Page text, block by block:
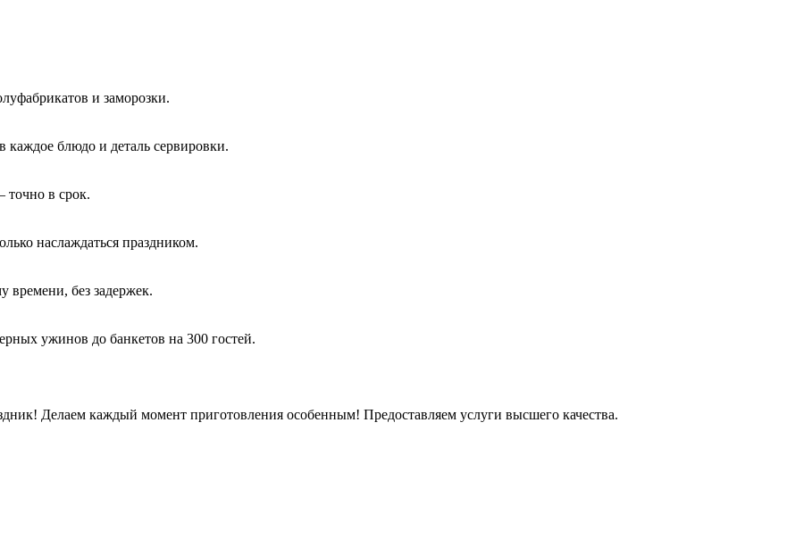
и заморозки.
блюдо и деталь сервировки.
в срок.
наслаждаться праздником.
времени, без задержек.
ужинов до банкетов на 300 гостей.
Делаем каждый момент приготовления особенным! Предоставляем услуги высшего качества.